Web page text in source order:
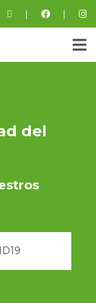
| |
del